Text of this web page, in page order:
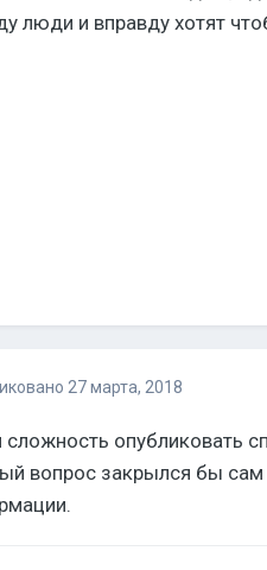
люди и вправду хотят
27 марта, 2018
сложность опубликовать
вопрос закрылся бы сам